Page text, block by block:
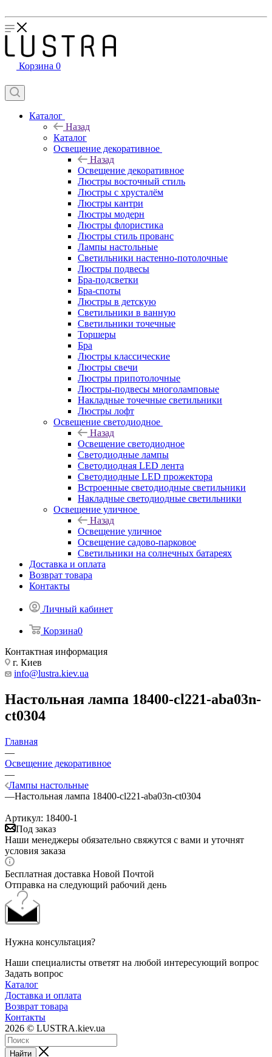
Корзина 0
Каталог
Назад
Каталог
Освещение декоративное
Назад
Освещение декоративное
Люстры восточный стиль
Люстры с хрусталём
Люстры кантри
Люстры модерн
Люстры флористика
Люстры стиль прованс
Лампы настольные
Светильники настенно-потолочные
Люстры подвесы
Бра-подсветки
Бра-споты
Люстры в детскую
Светильники в ванную
Светильники точечные
Торшеры
Бра
Люстры классические
Люстры свечи
Люстры припотолочные
Люстры-подвесы многоламповые
Накладные точечные светильники
Люстры лофт
Освещение светодиодное
Назад
Освещение светодиодное
Светодиодные лампы
Светодиодная LED лента
Светодиодные LED прожектора
Встроенные светодиодные светильники
Накладные светодиодные светильники
Освещение уличное
Назад
Освещение уличное
Освещение садово-парковое
Светильники на солнечных батареях
Доставка и оплата
Возврат товара
Контакты
Личный кабинет
Корзина0
Контактная информация
г. Киев
info@lustra.kiev.ua
Настольная лампа 18400-cl221-aba03n-
ct0304
Главная
—
Освещение декоративное
—
Лампы настольные
—Настольная лампа 18400-cl221-aba03n-ct0304
Артикул: 18400-1
Под заказ
Наши менеджеры обязательно свяжутся с вами и уточнят
условия заказа
Бесплатная доставка Новой Почтой
Отправка на следующий рабочий день
Нужна консультация?
Наши специалисты ответят на любой интересующий вопрос
Задать вопрос
Каталог
Доставка и оплата
Возврат товара
Контакты
2026 © LUSTRA.kiev.ua
Найти